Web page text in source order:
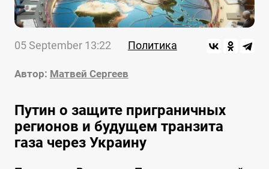
05 September 13:22 Политика
Автор: Матвей Сергеев
Путин о защите приграничных
регионов и будущем транзита
газа через Украину